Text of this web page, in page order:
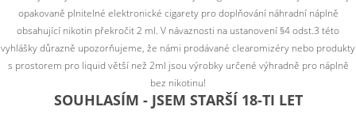
opakovaně plnitelné elektronické cigarety pro doplňování náhradní náplně
obsahující nikotin překročit 2 ml. V návaznosti na ustanovení §4 odst.3 této
vyhlášky důrazně upozorňujeme, že námi prodávané clearomizéry nebo produkty
s prostorem pro liquid větší než 2ml jsou výrobky určené výhradně pro náplně
bez nikotinu!
SOUHLASÍM - JSEM STARŠÍ 18-TI LET